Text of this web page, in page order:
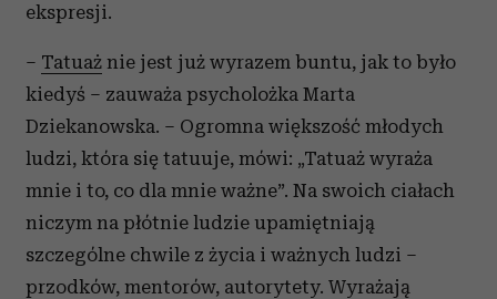
ekspresji.
– Tatuaż nie jest już wyrazem buntu, jak to było
kiedyś – zauważa psycholożka Marta
Dziekanowska. – Ogromna większość młodych
ludzi, która się tatuuje, mówi: „Tatuaż wyraża
mnie i to, co dla mnie ważne”. Na swoich ciałach
niczym na płótnie ludzie upamiętniają
szczególne chwile z życia i ważnych ludzi –
przodków, mentorów, autorytety. Wyrażają